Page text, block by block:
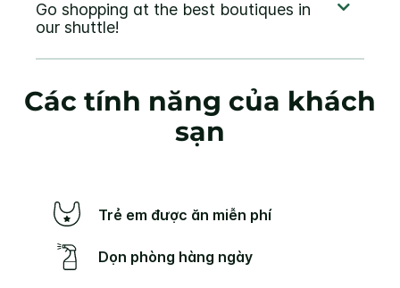
Các tính năng của khách
sạn
Trẻ em được ăn miễn phí
Dọn phòng hàng ngày